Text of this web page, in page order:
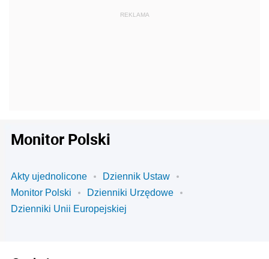
Monitor Polski
Akty ujednolicone
Dziennik Ustaw
Monitor Polski
Dzienniki Urzędowe
Dzienniki Unii Europejskiej